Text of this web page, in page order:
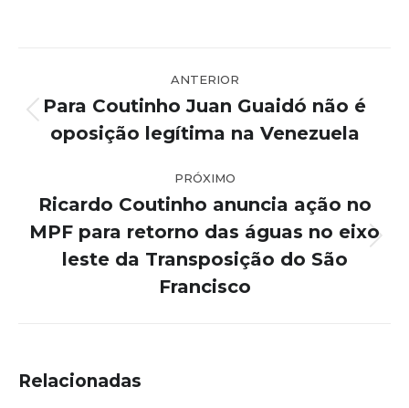
de
post:
ANTERIOR
anterior:
Para Coutinho Juan Guaidó não é
oposição legítima na Venezuela
PRÓXIMO
Próximo
post:
Ricardo Coutinho anuncia ação no
MPF para retorno das águas no eixo
leste da Transposição do São
Francisco
Relacionadas